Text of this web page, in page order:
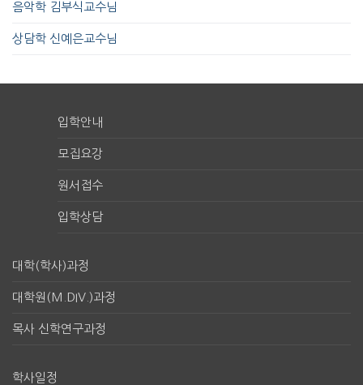
음악학 김부식교수님
상담학 신예은교수님
입학안내
모집요강
원서접수
입학상담
대학(학사)과정
대학원(M.DIV.)과정
목사 신학연구과정
학사일정